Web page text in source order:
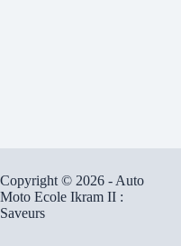
Copyright © 2026 - Auto
Moto Ecole Ikram II :
Saveurs